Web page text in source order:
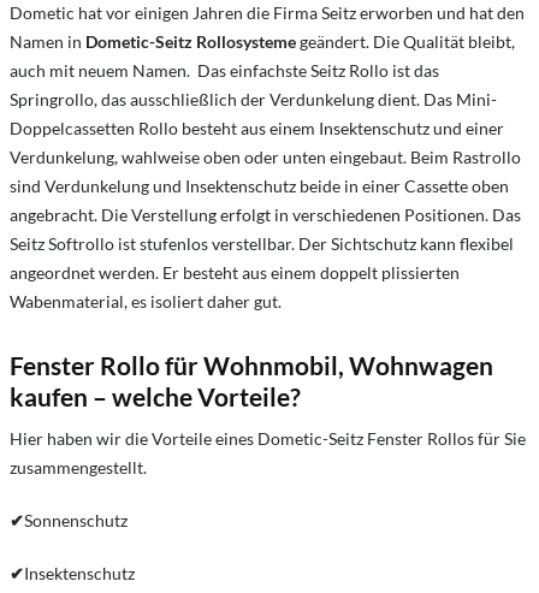
Dometic hat vor einigen Jahren die Firma Seitz erworben und hat den
Namen in Dometic-Seitz Rollosystemegeändert. Die Qualität bleibt,
auch mit neuem Namen. Das einfachste Seitz Rollo ist das
Springrollo, das ausschließlich der Verdunkelung dient. Das Mini-
Doppelcassetten Rollo besteht aus einem Insektenschutz und einer
Verdunkelung, wahlweise oben oder unten eingebaut. Beim Rastrollo
sind Verdunkelung und Insektenschutz beide in einer Cassette oben
angebracht. Die Verstellung erfolgt in verschiedenen Positionen. Das
Seitz Softrollo ist stufenlos verstellbar. Der Sichtschutz kann flexibel
angeordnet werden. Er besteht aus einem doppelt plissierten
Wabenmaterial, es isoliert daher gut.
Fenster Rollo für Wohnmobil, Wohnwagen
kaufen – welche Vorteile?
Hier haben wir die Vorteile eines Dometic-Seitz Fenster Rollos für Sie
zusammengestellt.
✔Sonnenschutz
✔Insektenschutz